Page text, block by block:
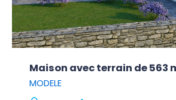
Maison avec terrain de 563
MODELE